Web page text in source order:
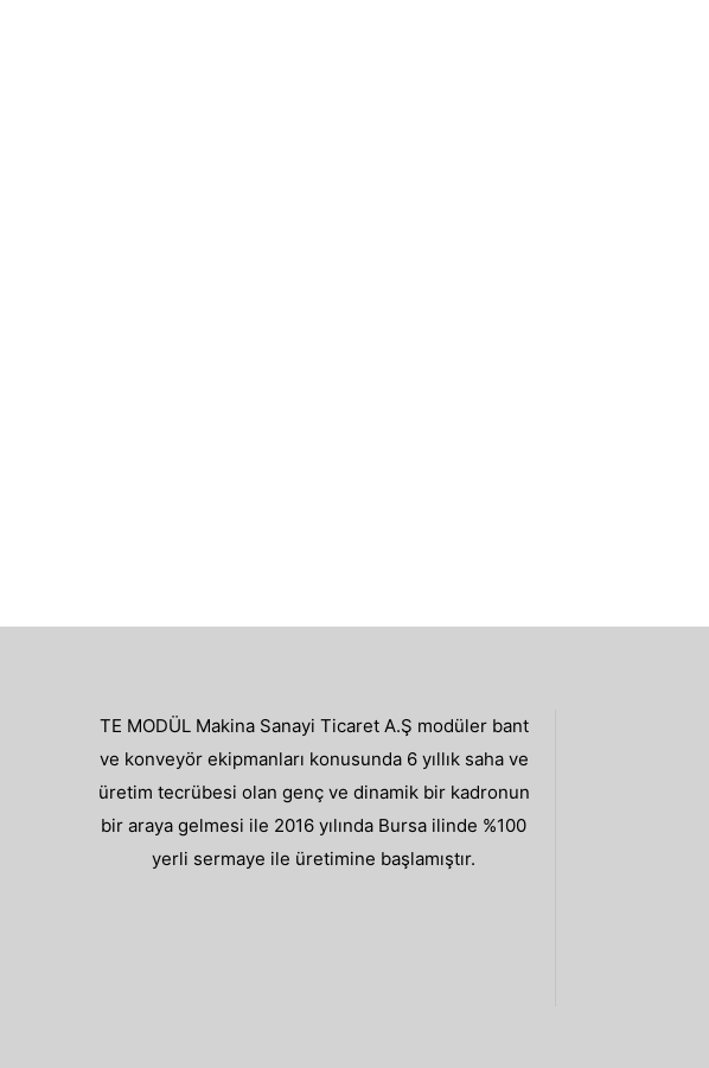
TE MODÜL Makina Sanayi Ticaret A.Ş modüler bant
ve konveyör ekipmanları konusunda 6 yıllık saha ve
üretim tecrübesi olan genç ve dinamik bir kadronun
bir araya gelmesi ile 2016 yılında Bursa ilinde %100
yerli sermaye ile üretimine başlamıştır.